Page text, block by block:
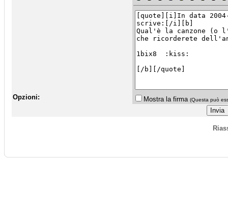
Opzioni: Mostra la firma (Questa può